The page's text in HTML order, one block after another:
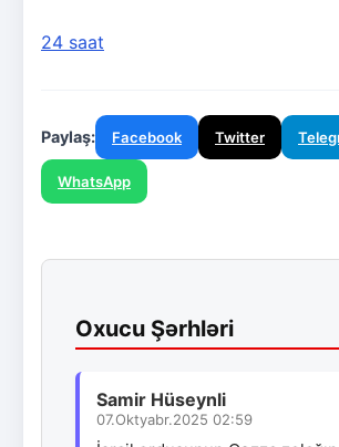
24 saat
Paylaş: Facebook Twitter
WhatsApp
Oxucu Şərhləri
Samir Hüseynli
07.Oktyabr.2025 02:59